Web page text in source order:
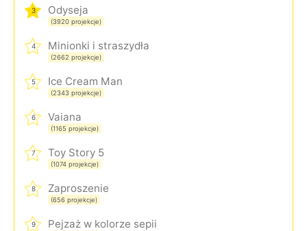
3 Odyseja
(3920 projekcje)
4 Minionki i straszydła
(2662 projekcje)
5 Ice Cream Man
(2343 projekcje)
6 Vaiana
(1165 projekcje)
7 Toy Story 5
(1074 projekcje)
8 Zaproszenie
(656 projekcje)
9 Pejzaż w kolorze sepii